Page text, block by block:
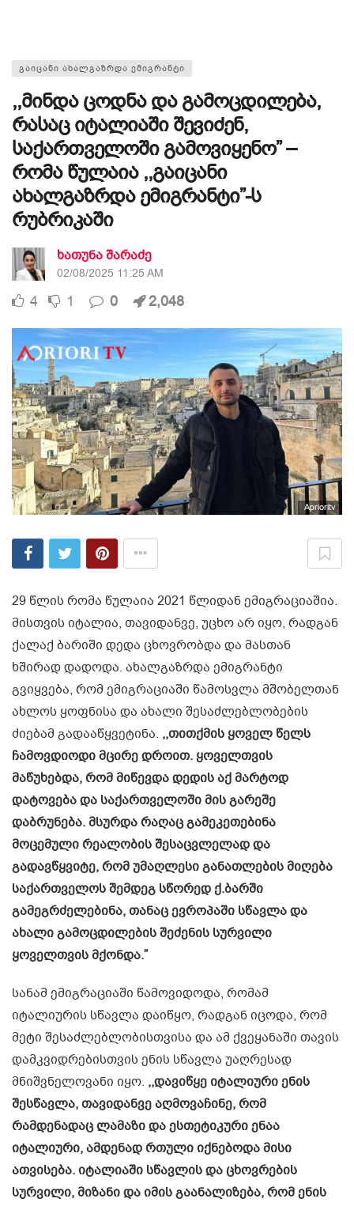
ᲒᲐᲘᲪᲐᲜᲘ ᲐᲮᲐᲚᲒᲐᲖᲠᲓᲐ ᲔᲛᲘᲒᲠᲐᲜᲢᲘ
,,მინდა ცოდნა და გამოცდილება,
რასაც იტალიაში შევიძენ,
საქართველოში გამოვიყენო” –
რომა წულაია ,,გაიცანი
ახალგაზრდა ემიგრანტი”-ს
რუბრიკაში
ხათუნა შარაძე
02/08/2025 11:25 AM
4 1 0 2,048
Aprioritv
29 წლის რომა წულაია 2021 წლიდან ემიგრაციაშია.
მისთვის იტალია, თავიდანვე, უცხო არ იყო, რადგან
ქალაქ ბარიში დედა ცხოვრობდა და მასთან
ხშირად დადოდა. ახალგაზრდა ემიგრანტი
გვიყვება, რომ ემიგრაციაში წამოსვლა მშობელთან
ახლოს ყოფნისა და ახალი შესაძლებლობების
ძიებამ გადააწყვეტინა. ,,თითქმის ყოველ წელს
ჩამოვდიოდი მცირე დროით. ყოველთვის
მაწუხებდა, რომ მიწევდა დედის აქ მარტოდ
დატოვება და საქართველოში მის გარეშე
დაბრუნება. მსურდა რაღაც გამეკეთებინა
მოცემული რეალობის შესაცვლელად და
გადავწყვიტე, რომ უმაღლესი განათლების მიღება
საქართველოს შემდეგ სწორედ ქ.ბარში
გამეგრძელებინა, თანაც ევროპაში სწავლა და
ახალი გამოცდილების შეძენის სურვილი
ყოველთვის მქონდა.”
სანამ ემიგრაციაში წამოვიდოდა, რომამ
იტალიურის სწავლა დაიწყო, რადგან იცოდა, რომ
მეტი შესაძლებლობისთვისა და ამ ქვეყანაში თავის
დამკვიდრებისთვის ენის სწავლა უაღრესად
მნიშვნელოვანი იყო. ,,დავიწყე იტალიური ენის
შესწავლა, თავიდანვე აღმოვაჩინე, რომ
რამდენადაც ლამაზი და ესთეტიკური ენაა
იტალიური, ამდენად რთული იქნებოდა მისი
ათვისება. იტალიაში სწავლის და ცხოვრების
სურვილი, მიზანი და იმის გაანალიზება, რომ ენის